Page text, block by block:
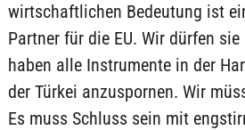
wirtschaftlichen Bedeutung ist
Partner für die EU. Wir dürfen
haben alle Instrumente in der
der Türkei anzuspornen. Wir
Es muss Schluss sein mit